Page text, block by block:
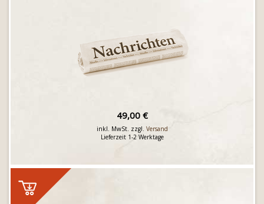
49,00 €
inkl. MwSt. zzgl. Versand
Lieferzeit 1-2 Werktage